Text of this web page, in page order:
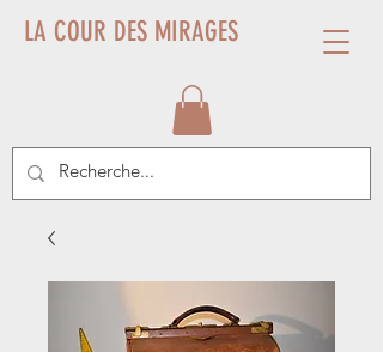
LA COUR DES MIRAGES